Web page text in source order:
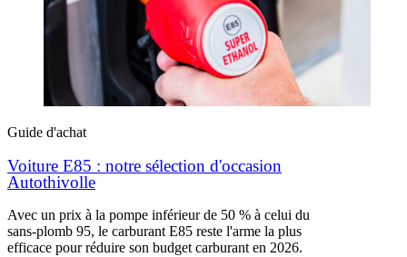
Guide d'achat
Voiture E85 : notre sélection d'occasion
Autothivolle
Avec un prix à la pompe inférieur de 50 % à celui du
sans-plomb 95, le carburant E85 reste l'arme la plus
efficace pour réduire son budget carburant en 2026.